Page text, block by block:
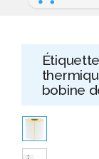
bobine